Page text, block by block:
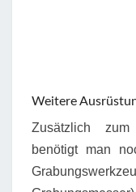
Weitere
Zusätzlich
benötigt man